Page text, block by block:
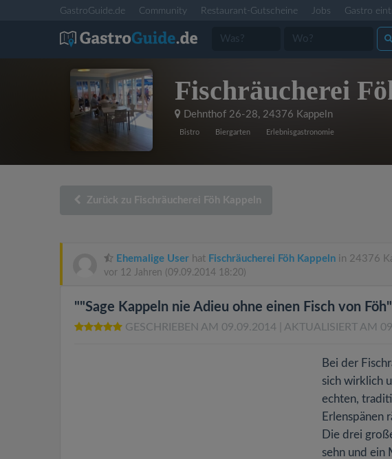
GastroGuide.de Community Restaurant-Gutscheine Jobs Gastro
Fischräucherei
Dehnthof 26-28, 24376 Kappeln
Bistro Biergarten Erlebnisgastronomie
Zurück zu Fischräucherei Föh Kappeln
Ehemalige User hat Fischräucherei Föh Kappeln in 24376
vor 12 Jahren (09.09.2014 18:20)
""Sage Kappeln nie Adieu ohne einen Fisch von
GESCHRIEBEN AM 09.09.2014 | AKTUALISIERT AM
Bei der
sich wirklich
echten,
Erlenspänen
Die drei
sehn und ein